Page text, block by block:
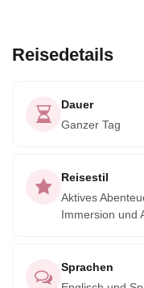
Regenbogenberge,
Andenfrühstück, ein
lokalen Gastgebern
Schönheit macht.
Reisedetails
Dauer
Ganzer Tag
Reisestil
Aktives
Immersion und
Sprachen